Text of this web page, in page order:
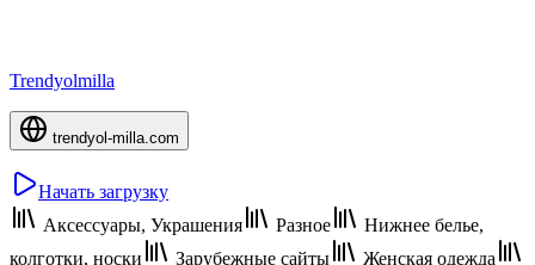
Trendyolmilla
trendyol-milla.com
Начать загрузку
Аксессуары, Украшения
Разное
Нижнее белье,
колготки, носки
Зарубежные сайты
Женская одежда